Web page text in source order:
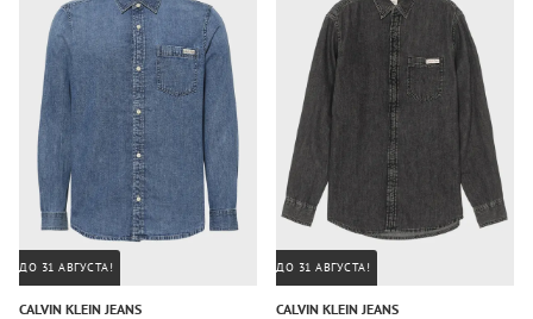
ДО 31 АВГУСТА!
CALVIN KLEIN JEANS
ДО 31 АВГУСТА!
CALVIN KLEIN JEANS